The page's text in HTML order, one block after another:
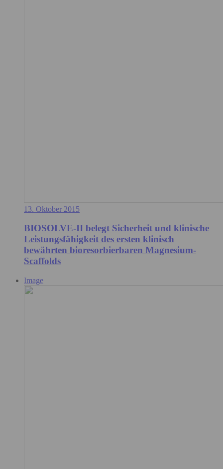
13. Oktober 2015
BIOSOLVE-II belegt Sicherheit und klinische
Leistungsfähigkeit des ersten klinisch
bewährten bioresorbierbaren Magnesium-
Scaffolds
Image